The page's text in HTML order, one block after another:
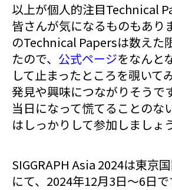
以上が個人的注目Technical
皆さんが気になるものもあり
のTechnical Papersは数えた
たので、 公式ページをなんと
して止まったところを覗いて
発見や興味につながりそうで
当日になって慌てることのな
はしっかりして参加しましょ
SIGGRAPH Asia 2024は東京
にて、2024年12月3日～6日で